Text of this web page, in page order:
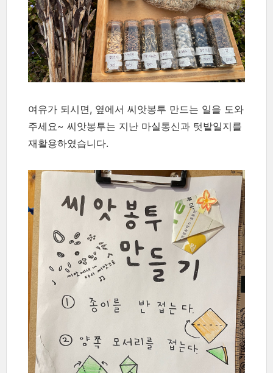
여유가 되시면, 옆에서 씨앗봉투 만드는 일을 도와
주세요~ 씨앗봉투는 지난 마실통신과 텃밭일지를
재활용하였습니다.